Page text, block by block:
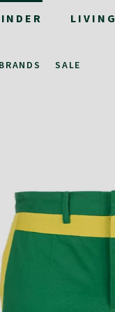
LIVING
BRANDS SALE